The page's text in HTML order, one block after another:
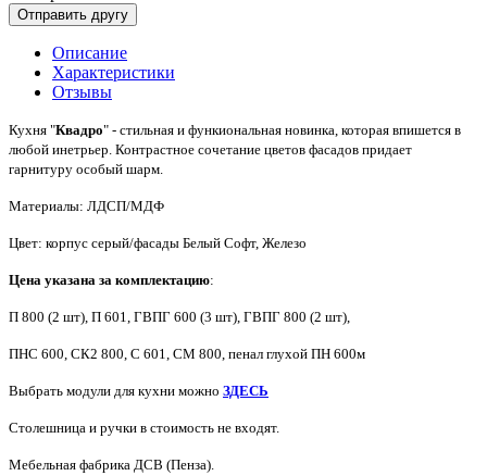
Описание
Характеристики
Отзывы
Кухня "Квадро" - стильная и функиональная новинка, которая впишется в
любой инетрьер. Контрастное сочетание цветов фасадов придает
гарнитуру особый шарм.
Материалы: ЛДСП/МДФ
Цвет: корпус серый/фасады Белый Софт, Железо
Цена указана за комплектацию:
П 800 (2 шт), П 601, ГВПГ 600 (3 шт), ГВПГ 800 (2 шт),
ПНС 600, СК2 800, С 601, СМ 800 , пенал глухой ПН 600м
Выбрать модули для кухни можно ЗДЕСЬ
Столешница и ручки в стоимость не входят.
Мебельная фабрика ДСВ (Пенза).